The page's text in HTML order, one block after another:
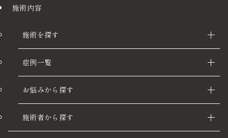
施術内容
施術を探す
症例一覧
お悩みから探す
施術者から探す